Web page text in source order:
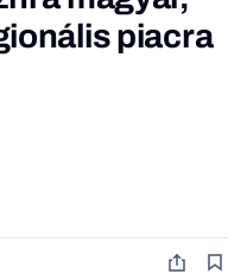
piacra